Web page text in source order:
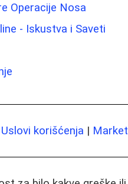
Operacije Nosa
- Iskustva i Saveti
Uslovi korišćenja |